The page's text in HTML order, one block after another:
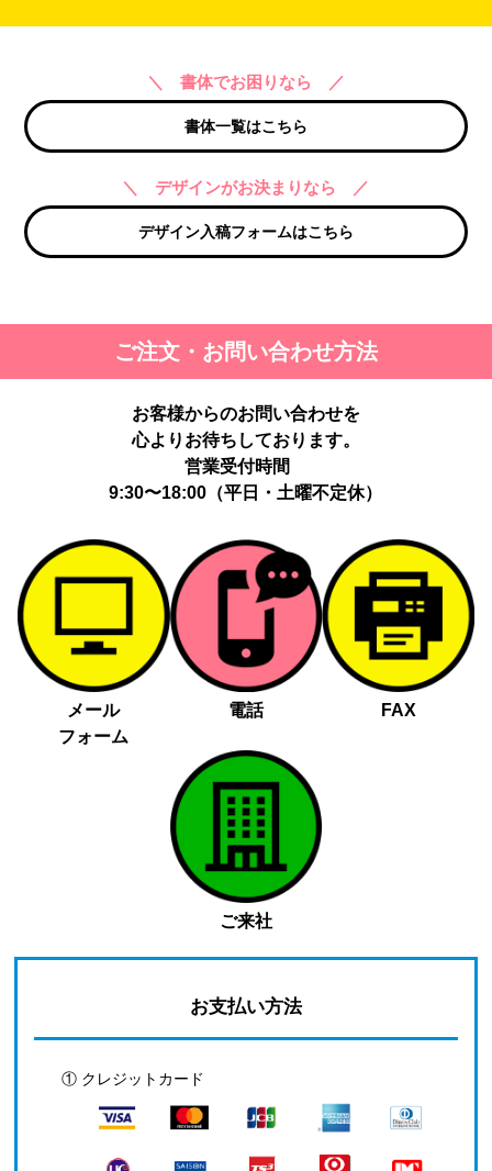
＼ 書体でお困りなら ／
書体一覧はこちら
＼ デザインがお決まりなら ／
デザイン入稿フォームはこちら
ご注文・お問い合わせ方法
お客様からのお問い合わせを
心よりお待ちしております。
営業受付時間
9:30〜18:00（平日・土曜不定休）
メール
フォーム
電話 FAX
ご来社
お支払い方法
① クレジットカード